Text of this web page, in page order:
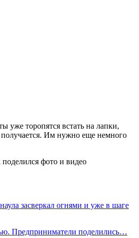
уже торопятся встать на лапки,
Им нужно еще немного
засверкал огнями и уже в шаге
Предприниматели поделились…